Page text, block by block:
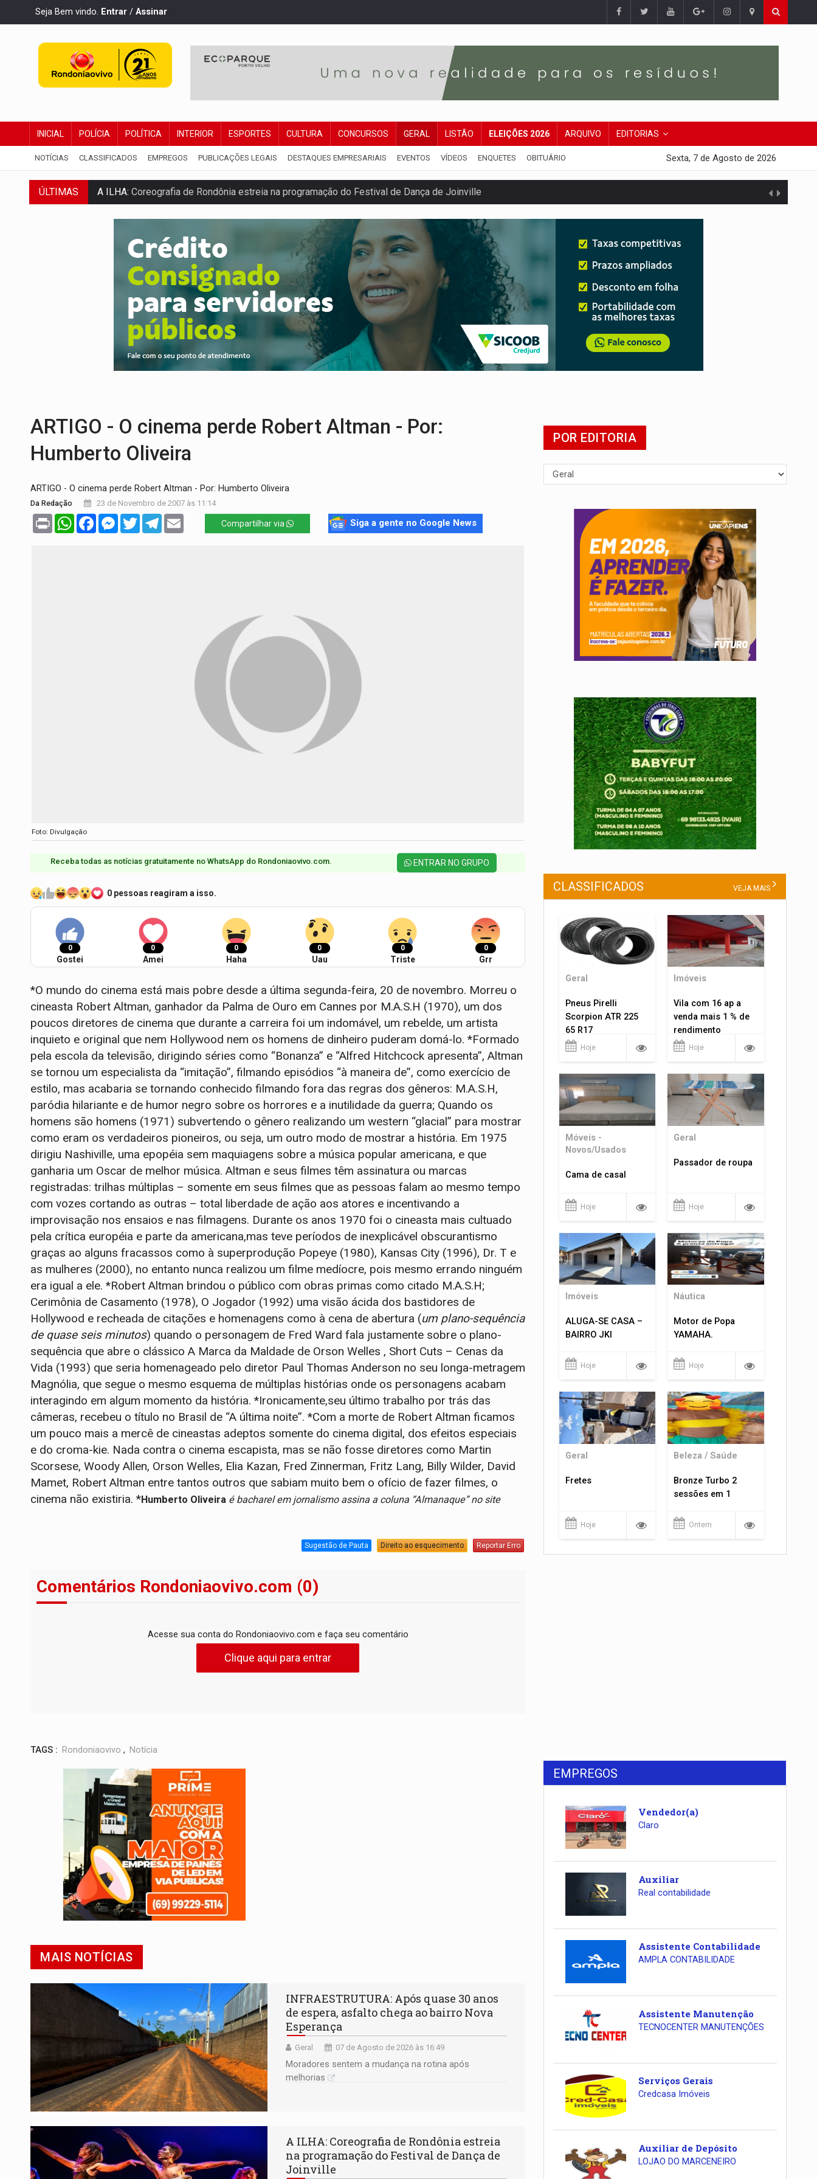
Seja Bem vindo. Entrar / Assinar
INICIAL POLÍCIA POLÍTICA INTERIOR ESPORTES CULTURA CONCURSOS GERAL LISTÃO ELEIÇÕES 2026 ARQUIVO EDITORIAS
NOTÍCIAS CLASSIFICADOS EMPREGOS PUBLICAÇÕES LEGAIS DESTAQUES EMPRESARIAIS EVENTOS VÍDEOS ENQUETES OBITUÁRIO Sexta, 7 de Agosto de 2026
ÚLTIMAS A ILHA: Coreografia de Rondônia estreia na programação do Festival de Dança de Joinville
ELEIÇÕES 2026:Sgt. Mouza esclarece 'erro de digitação' em declaração de patrimônio de R$ 29 mi
JUDICIÁRIO:Sinjur parabeniza servidores pelo adicional de incentivo com efeitos retroativos
Publicação Legal: AVISO DE LICITAÇÃO: Pregão Eletrônico Nº 12/2026 - UASG 200095
Polícia apreende mais de uma tonelada de drogas em fundo falso de caminhão
EMOCIONE:PRESENTES: Confira os sorteados na promoção de dia dos Pais
VOVÔ LADRÃO:Idoso é filmado furtando bicicleta na frente de comércio
JUSTIÇA:Comarca de Nova Mamoré terá seu primeiro júri popular
ARTIGO - O cinema perde Robert Altman - Por:
Humberto Oliveira
ARTIGO - O cinema perde Robert Altman - Por: Humberto Oliveira
Da Redação 23 de Novembro de 2007 às 11:14
Print WhatsAppFacebookMessenger
TwitterTelegram Compartilhar via Siga a gente no Google News
Foto: Divulgação
Receba todas as notícias gratuitamente no WhatsApp do Rondoniaovivo.com.​ ENTRAR NO GRUPO
0 pessoas reagiram a isso.
0
Gostei
0
Amei
0
Haha
0
Uau
0
Triste
0
Grr
*O mundo do cinema está mais pobre desde a última segunda-feira, 20 de novembro. Morreu o
cineasta Robert Altman, ganhador da Palma de Ouro em Cannes por M.A.S.H (1970), um dos
poucos diretores de cinema que durante a carreira foi um indomável, um rebelde, um artista
inquieto e original que nem Hollywood nem os homens de dinheiro puderam domá-lo. *Formado
pela escola da televisão, dirigindo séries como “Bonanza” e “Alfred Hitchcock apresenta”, Altman
se tornou um especialista da “imitação”, filmando episódios “à maneira de”, como exercício de
estilo, mas acabaria se tornando conhecido filmando fora das regras dos gêneros: M.A.S.H,
paródia hilariante e de humor negro sobre os horrores e a inutilidade da guerra; Quando os
homens são homens (1971) subvertendo o gênero realizando um western “glacial” para mostrar
como eram os verdadeiros pioneiros, ou seja, um outro modo de mostrar a história. Em 1975
dirigiu Nashiville, uma epopéia sem maquiagens sobre a música popular americana, e que
ganharia um Oscar de melhor música. Altman e seus filmes têm assinatura ou marcas
registradas: trilhas múltiplas – somente em seus filmes que as pessoas falam ao mesmo tempo
com vozes cortando as outras – total liberdade de ação aos atores e incentivando a
improvisação nos ensaios e nas filmagens. Durante os anos 1970 foi o cineasta mais cultuado
pela crítica européia e parte da americana,mas teve períodos de inexplicável obscurantismo
graças ao alguns fracassos como à superprodução Popeye (1980), Kansas City (1996), Dr. T e
as mulheres (2000), no entanto nunca realizou um filme medíocre, pois mesmo errando ninguém
era igual a ele. *Robert Altman brindou o público com obras primas como citado M.A.S.H;
Cerimônia de Casamento (1978), O Jogador (1992) uma visão ácida dos bastidores de
Hollywood e recheada de citações e homenagens como à cena de abertura (um plano-sequência
de quase seis minutos) quando o personagem de Fred Ward fala justamente sobre o plano-
sequência que abre o clássico A Marca da Maldade de Orson Welles , Short Cuts – Cenas da
Vida (1993) que seria homenageado pelo diretor Paul Thomas Anderson no seu longa-metragem
Magnólia, que segue o mesmo esquema de múltiplas histórias onde os personagens acabam
interagindo em algum momento da história. *Ironicamente,seu último trabalho por trás das
câmeras, recebeu o título no Brasil de “A última noite”. *Com a morte de Robert Altman ficamos
um pouco mais a mercê de cineastas adeptos somente do cinema digital, dos efeitos especiais
e do croma-kie. Nada contra o cinema escapista, mas se não fosse diretores como Martin
Scorsese, Woody Allen, Orson Welles, Elia Kazan, Fred Zinnerman, Fritz Lang, Billy Wilder, David
Mamet, Robert Altman entre tantos outros que sabiam muito bem o ofício de fazer filmes, o
cinema não existiria. *Humberto Oliveira é bacharel em jornalismo assina a coluna “Almanaque” no site
Sugestão de Pauta Direito ao esquecimento Reportar Erro
Comentários Rondoniaovivo.com (0)
Acesse sua conta do Rondoniaovivo.com e faça seu comentário
Clique aqui para entrar
TAGS : Rondoniaovivo , Notícia
MAIS NOTÍCIAS
INFRAESTRUTURA: Após quase 30 anos
de espera, asfalto chega ao bairro Nova
Esperança
Geral 07 de Agosto de 2026 às 16:49
Moradores sentem a mudança na rotina após
melhorias
A ILHA: Coreografia de Rondônia estreia
na programação do Festival de Dança de
Joinville
POR EDITORIA
CLASSIFICADOS VEJA MAIS
Geral
Pneus Pirelli
Scorpion ATR 225
65 R17
Hoje
Imóveis
Vila com 16 ap a
venda mais 1 % de
rendimento
Hoje
Móveis -
Novos/Usados
Cama de casal
Hoje
Geral
Passador de roupa
Hoje
Imóveis
ALUGA-SE CASA –
BAIRRO JKI
Hoje
Náutica
Motor de Popa
YAMAHA.
Hoje
Geral
Fretes
Hoje
Beleza / Saúde
Bronze Turbo 2
sessões em 1
Ontem
EMPREGOS
Vendedor(a)
Claro
Auxiliar
Real contabilidade
Assistente Contabilidade
AMPLA CONTABILIDADE
Assistente Manutenção
TECNOCENTER MANUTENÇÕES
Serviços Gerais
Credcasa Imóveis
Auxiliar de Depósito
LOJAO DO MARCENEIRO